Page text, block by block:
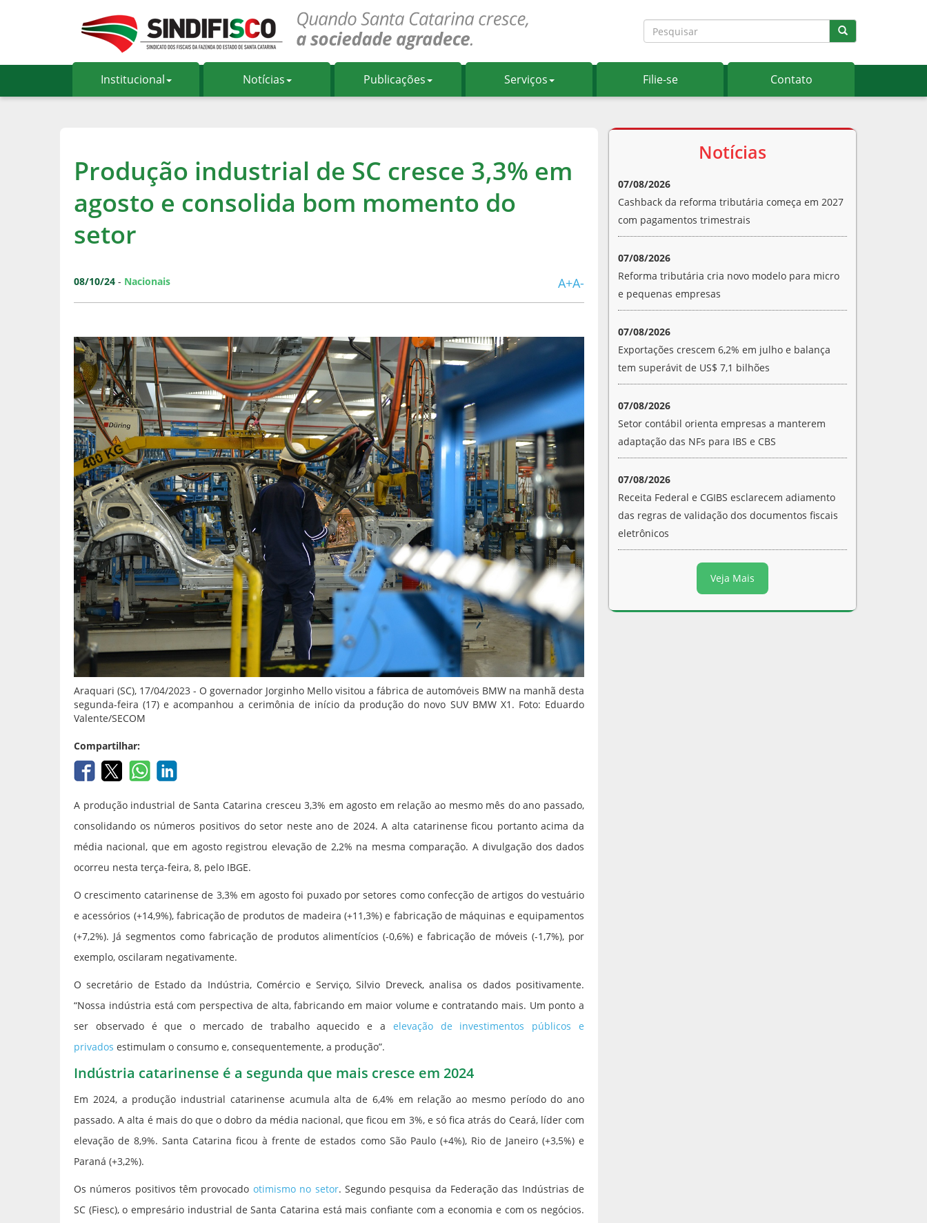
Institucional Notícias Publicações Serviços Filie-se Contato
Produção industrial de SC cresce 3,3% em
agosto e consolida bom momento do
setor
08/10/24 - Nacionais A+A-
Araquari (SC), 17/04/2023 - O governador Jorginho Mello visitou a fábrica de automóveis BMW na manhã desta
segunda-feira (17) e acompanhou a cerimônia de início da produção do novo SUV BMW X1. Foto: Eduardo
Valente/SECOM
Compartilhar:
A produção industrial de Santa Catarina cresceu 3,3% em agosto em relação ao mesmo mês do ano passado,
consolidando os números positivos do setor neste ano de 2024. A alta catarinense ficou portanto acima da
média nacional, que em agosto registrou elevação de 2,2% na mesma comparação. A divulgação dos dados
ocorreu nesta terça-feira, 8, pelo IBGE.
O crescimento catarinense de 3,3% em agosto foi puxado por setores como confecção de artigos do vestuário
e acessórios (+14,9%), fabricação de produtos de madeira (+11,3%) e fabricação de máquinas e equipamentos
(+7,2%). Já segmentos como fabricação de produtos alimentícios (-0,6%) e fabricação de móveis (-1,7%), por
exemplo, oscilaram negativamente.
O secretário de Estado da Indústria, Comércio e Serviço, Silvio Dreveck, analisa os dados positivamente.
“Nossa indústria está com perspectiva de alta, fabricando em maior volume e contratando mais. Um ponto a
ser observado é que o mercado de trabalho aquecido e a elevação de investimentos públicos e
privados estimulam o consumo e, consequentemente, a produção”.
Indústria catarinense é a segunda que mais cresce em 2024
Em 2024, a produção industrial catarinense acumula alta de 6,4% em relação ao mesmo período do ano
passado. A alta é mais do que o dobro da média nacional, que ficou em 3%, e só fica atrás do Ceará, líder com
elevação de 8,9%. Santa Catarina ficou à frente de estados como São Paulo (+4%), Rio de Janeiro (+3,5%) e
Paraná (+3,2%).
Os números positivos têm provocado otimismo no setor. Segundo pesquisa da Federação das Indústrias de
SC (Fiesc), o empresário industrial de Santa Catarina está mais confiante com a economia e com os negócios.
Notícias
07/08/2026
Cashback da reforma tributária começa em 2027
com pagamentos trimestrais
07/08/2026
Reforma tributária cria novo modelo para micro
e pequenas empresas
07/08/2026
Exportações crescem 6,2% em julho e balança
tem superávit de US$ 7,1 bilhões
07/08/2026
Setor contábil orienta empresas a manterem
adaptação das NFs para IBS e CBS
07/08/2026
Receita Federal e CGIBS esclarecem adiamento
das regras de validação dos documentos fiscais
eletrônicos
Veja Mais